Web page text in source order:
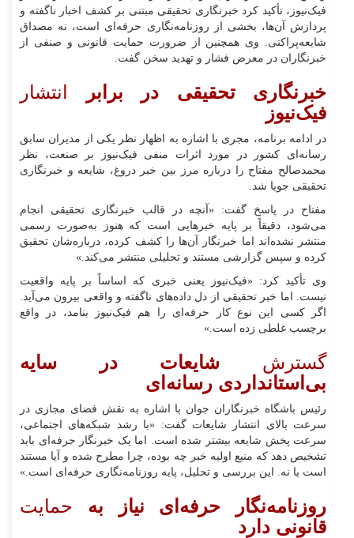
فیک‌نیوز، تأکید کرد خبرنگاری تحقیقی مبتنی بر کشف اخبار ناگفته و
پردازش آن‌ها، بخشی از روزنامه‌نگاری حرفه‌ای است، نه مصداق
شایعه‌پراکنی. وی همچنین از ضرورت حمایت قانونی و صنفی از
خبرنگاران در معرض فشار و تهدید سخن گفت.
خبرنگاری تحقیقی در برابر انتشار
فیک‌نیوز
در ادامه برنامه، مجری با اشاره به اظهار نظر یکی از مدیران سابق
رسانه‌ای کشور در مورد اثرات منفی فیک‌نیوز بر صنعت، نظر
محمدصالح مفتاح را درباره مرز بین خبر دروغ، شایعه و خبرنگاری
تحقیقی جویا شد.
مفتاح در پاسخ گفت: «آنچه در قالب خبرنگاری تحقیقی انجام
می‌شود، دقیقاً بر پایه خبرهایی است که هنوز به‌صورت رسمی
منتشر نشده‌اند اما خبرنگار آن‌ها را کشف کرده، درباره‌شان تحقیق
کرده و سپس گزارشی مستند و تحلیلی منتشر می‌کند.»
وی تأکید کرد: «فیک‌نیوز یعنی خبری که اساساً بر پایه واقعیت
نیست. اما خبر تحقیقی از دل داده‌های ناگفته و واقعی بیرون می‌آید.
اگر کسی این نوع کار حرفه‌ای را هم فیک‌نیوز بنامد، در واقع
برچسب غلطی زده است.»
گسترش شایعات در سایه
بی‌استانداردی رسانه‌ای
رئیس باشگاه خبرنگاران جوان با اشاره به نقش فضای مجازی در
سرعت بالای انتشار شایعات گفت: «با رشد شبکه‌های اجتماعی،
سرعت پخش شایعه بیشتر شده است. اما یک خبرنگار حرفه‌ای باید
تشخیص دهد که منبع اولیه خبر چه بوده، چرا مطرح شده و آیا مستند
است یا نه. این بررسی و تحلیل، پایه روزنامه‌نگاری حرفه‌ای است.»
روزنامه‌نگار حرفه‌ای نیاز به حمایت
قانونی دارد